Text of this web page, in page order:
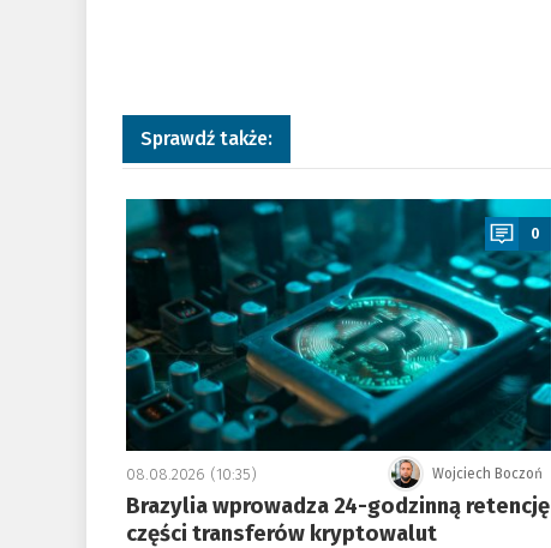
Sprawdź także:
a
0
Wojciech Boczoń
08.08.2026 (10:35)
Brazylia wprowadza 24-godzinną retencję
części transferów kryptowalut